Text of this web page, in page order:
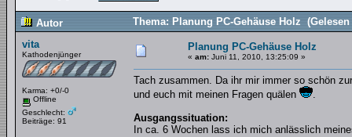
Autor
Thema: Planung PC-Gehäuse Holz (Gelesen
vita
Kathodenjünger
Karma: +0/-0
Offline
Geschlecht:
Beiträge: 91
Planung PC-Gehäuse Holz
« am: Juni 11, 2010, 13:25:09 »
Tach zusammen. Da ihr mir immer so schön
und euch mit meinen Fragen quälen
.
Ausgangssituation:
In ca. 6 Wochen lass ich mich anlässlich